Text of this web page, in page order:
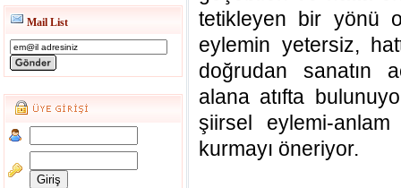
Mail List
tetikleyen bir yönü
eylemin yetersiz,
doğrudan sanatın
alana atıfta
şiirsel eylemi-
kurmayı öneriyor.